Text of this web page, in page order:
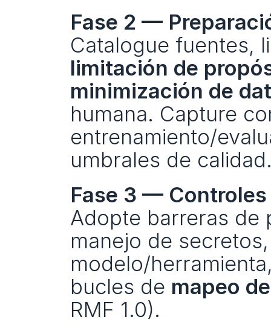
Fase 2 —
limitación de
minimización de
humana. Capture
entrenamiento/
umbrales de
Fase 3 —
Adopte barreras
manejo de
modelo/
bucles de mapeo
RMF 1.0).